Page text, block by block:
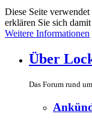
Diese Seite
erklären Sie sich
Weitere Informationen
Über
Das Forum rund